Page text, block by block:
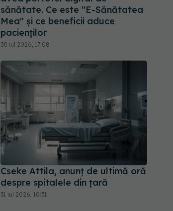
sănătate. Ce este "E-Sănătatea
Mea" și ce beneficii aduce
pacienților
30 iul 2026, 17:08
Cseke Attila, anunț de ultimă oră
despre spitalele din țară
31 iul 2026, 10:31